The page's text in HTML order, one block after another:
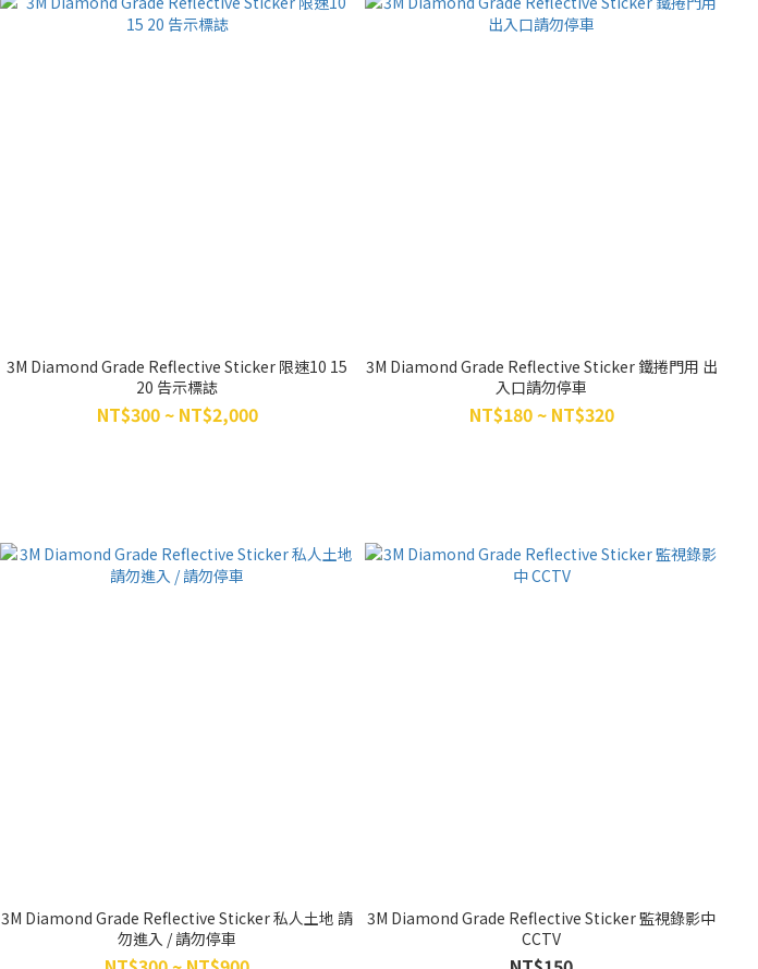
3M Diamond Grade Reflective Sticker 限速10 15
20 告示標誌
NT$300 ~ NT$2,000
3M Diamond Grade Reflective Sticker 鐵捲門用 出
入口請勿停車
NT$180 ~ NT$320
3M Diamond Grade Reflective Sticker 私人土地 請
勿進入 / 請勿停車
3M Diamond Grade Reflective Sticker 監視錄影中
CCTV